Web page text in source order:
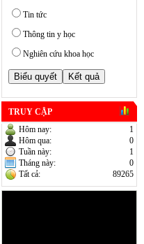
Tin tức
Thông tin y học
Nghiên cứu khoa học
TRUY CẬP
Hôm nay:
1
Hôm qua:
0
Tuần này:
1
Tháng này:
0
Tất cả:
89265